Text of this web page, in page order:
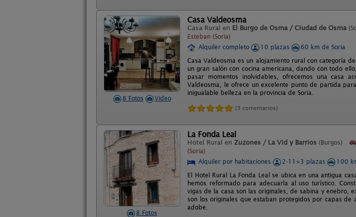
8 Fotos Video
Casa Valdeosma
Casa Rural en El Burgo de Osma / Ciudad de Osma
Esteban (Soria)
Alquiler completo 10 plazas
60 km de Soria
Casa Valdeosma es un alojamiento rural con categoría
un gran salón con cocina americana, dando con todo
pasar momentos inolvidables, ofrecemos una casa
Valdeosma, le ofrece un excelente punto de partida
inigualable belleza en la provincia de Soria.
(3 comentarios)
8 Fotos
La Fonda Leal
Hotel Rural en Zuzones / La Vid y Barrios (Burgos)
(Soria)
Alquiler por habitaciones 2-11+3 plazas
100
El Hotel Rural La Fonda Leal se ubica en una antigua
hemos reformado para adecuarla al uso turístico.
vigas de la casa son las originales, de sabina y enebro,
son los originales que estaban protegidos por capas
adobe.